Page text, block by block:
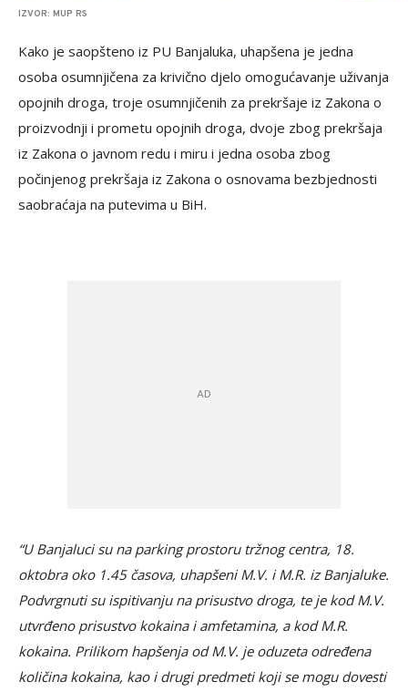
IZVOR: MUP RS
Kako je saopšteno iz PU Banjaluka, uhapšena je jedna
osoba osumnjičena za krivično djelo omogućavanje uživanja
opojnih droga, troje osumnjičenih za prekršaje iz Zakona o
proizvodnji i prometu opojnih droga, dvoje zbog prekršaja
iz Zakona o javnom redu i miru i jedna osoba zbog
počinjenog prekršaja iz Zakona o osnovama bezbjednosti
saobraćaja na putevima u BiH.
“U Banjaluci su na parking prostoru tržnog centra, 18.
oktobra oko 1.45 časova, uhapšeni M.V. i M.R. iz Banjaluke.
Podvrgnuti su ispitivanju na prisustvo droga, te je kod M.V.
utvrđeno prisustvo kokaina i amfetamina, a kod M.R.
kokaina. Prilikom hapšenja od M.V. je oduzeta određena
količina kokaina, kao i drugi predmeti koji se mogu dovesti